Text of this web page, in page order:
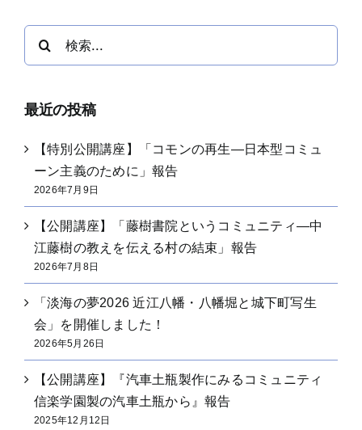
最近の投稿
【特別公開講座】「コモンの再生―日本型コミュ
ーン主義のために」報告
2026年7月9日
【公開講座】「藤樹書院というコミュニティ―中
江藤樹の教えを伝える村の結束」報告
2026年7月8日
「淡海の夢2026 近江八幡・八幡堀と城下町写生
会」を開催しました！
2026年5月26日
【公開講座】『汽車土瓶製作にみるコミュニティ
信楽学園製の汽車土瓶から』報告
2025年12月12日